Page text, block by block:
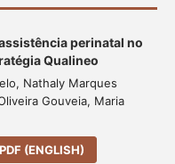
perinatal no
Qualineo
Nathaly Marques
Gouveia, Maria
PDF (ENGLISH)